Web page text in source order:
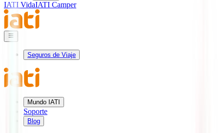
IATI VidaIATI Camper
Seguros de Viaje
Mundo IATI
Soporte
Blog